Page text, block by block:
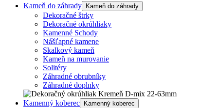
Kameň do záhrady Kameň do záhrady
Dekoračné štrky
Dekoračné okrúhliaky
Kamenné Schody
Nášľapné kamene
Skalkový kameň
Kameň na murovanie
Solitéry
Záhradné obrubníky
Záhradné doplnky
Kamenný koberec Kamenný koberec